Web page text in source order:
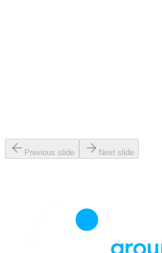
Previous slide Next slide